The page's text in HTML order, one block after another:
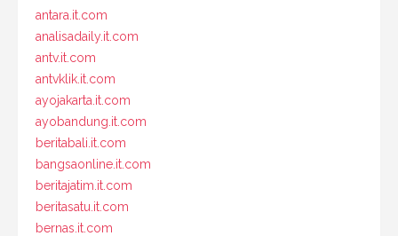
antara.it.com
analisadaily.it.com
antv.it.com
antvklik.it.com
ayojakarta.it.com
ayobandung.it.com
beritabali.it.com
bangsaonline.it.com
beritajatim.it.com
beritasatu.it.com
bernas.it.com